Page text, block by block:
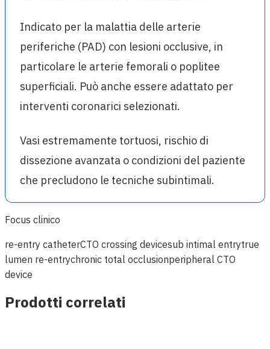
Indicato per la malattia delle arterie
periferiche (PAD) con lesioni occlusive, in
particolare le arterie femorali o poplitee
superficiali. Può anche essere adattato per
interventi coronarici selezionati.
Vasi estremamente tortuosi, rischio di
dissezione avanzata o condizioni del paziente
che precludono le tecniche subintimali.
Focus clinico
re-entry catheterCTO crossing devicesub intimal entrytrue
lumen re-entrychronic total occlusionperipheral CTO
device
Prodotti correlati